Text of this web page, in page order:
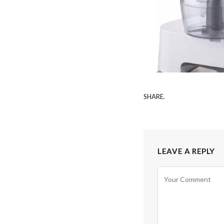
SHARE.
LEAVE A REPLY